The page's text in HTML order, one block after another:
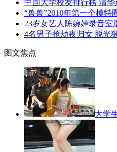
中国大学校友排行榜 清
“兽兽”2010年第一个模特
23岁女艺人陈婉婷录音室
4名男子抢劫夜归女 脱光
图文焦点
大学